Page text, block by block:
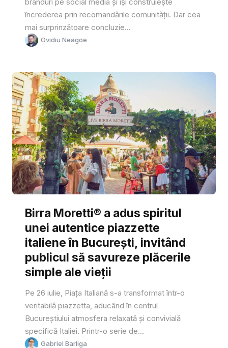
încrederea prin recomandările comunității. Dar cea
mai surprinzătoare concluzie...
Ovidiu Neagoe
Birra Moretti® a adus spiritul
unei autentice piazzette
italiene în București, invitând
publicul să savureze plăcerile
simple ale vieții
Pe 26 iulie, Piața Italiană s-a transformat într-o
veritabilă piazzetta, aducând în centrul
Bucureștiului atmosfera relaxată și convivială
specifică Italiei. Printr-o serie de...
Gabriel Barliga